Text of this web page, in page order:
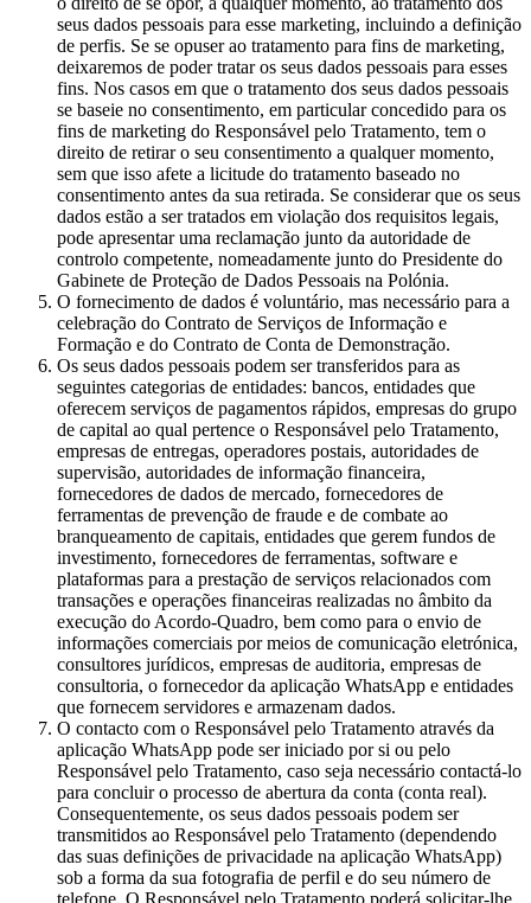
seus dados pessoais para esse marketing, incluindo a definição
de perfis. Se se opuser ao tratamento para fins de marketing,
deixaremos de poder tratar os seus dados pessoais para esses
fins. Nos casos em que o tratamento dos seus dados pessoais
se baseie no consentimento, em particular concedido para os
fins de marketing do Responsável pelo Tratamento, tem o
direito de retirar o seu consentimento a qualquer momento,
sem que isso afete a licitude do tratamento baseado no
consentimento antes da sua retirada. Se considerar que os seus
dados estão a ser tratados em violação dos requisitos legais,
pode apresentar uma reclamação junto da autoridade de
controlo competente, nomeadamente junto do Presidente do
Gabinete de Proteção de Dados Pessoais na Polónia.
O fornecimento de dados é voluntário, mas necessário para a
celebração do Contrato de Serviços de Informação e
Formação e do Contrato de Conta de Demonstração.
Os seus dados pessoais podem ser transferidos para as
seguintes categorias de entidades: bancos, entidades que
oferecem serviços de pagamentos rápidos, empresas do grupo
de capital ao qual pertence o Responsável pelo Tratamento,
empresas de entregas, operadores postais, autoridades de
supervisão, autoridades de informação financeira,
fornecedores de dados de mercado, fornecedores de
ferramentas de prevenção de fraude e de combate ao
branqueamento de capitais, entidades que gerem fundos de
investimento, fornecedores de ferramentas, software e
plataformas para a prestação de serviços relacionados com
transações e operações financeiras realizadas no âmbito da
execução do Acordo-Quadro, bem como para o envio de
informações comerciais por meios de comunicação eletrónica,
consultores jurídicos, empresas de auditoria, empresas de
consultoria, o fornecedor da aplicação WhatsApp e entidades
que fornecem servidores e armazenam dados.
O contacto com o Responsável pelo Tratamento através da
aplicação WhatsApp pode ser iniciado por si ou pelo
Responsável pelo Tratamento, caso seja necessário contactá-lo
para concluir o processo de abertura da conta (conta real).
Consequentemente, os seus dados pessoais podem ser
transmitidos ao Responsável pelo Tratamento (dependendo
das suas definições de privacidade na aplicação WhatsApp)
sob a forma da sua fotografia de perfil e do seu número de
telefone. O Responsável pelo Tratamento poderá solicitar-lhe